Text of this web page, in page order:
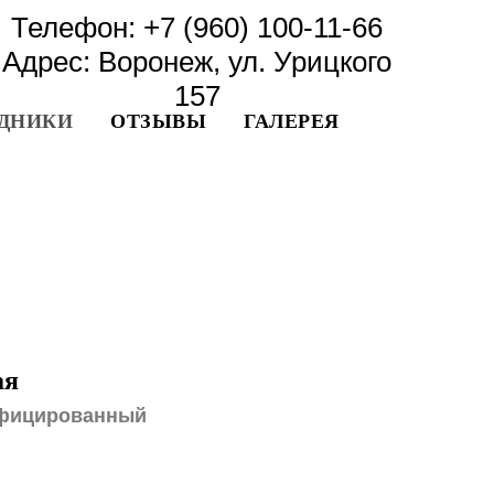
Телефон: +7 (960) 100-11-66
Адрес: Воронеж, ул. Урицкого
157
ОТЗЫВЫ
ГАЛЕРЕЯ